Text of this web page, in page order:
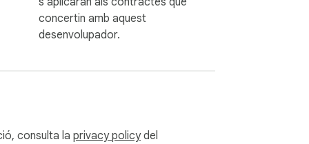
saturi el teu dispositiu.
adaptar-se a les teves necessitats.
concertin amb aquest
desenvolupador.
consulta la privacy policydel